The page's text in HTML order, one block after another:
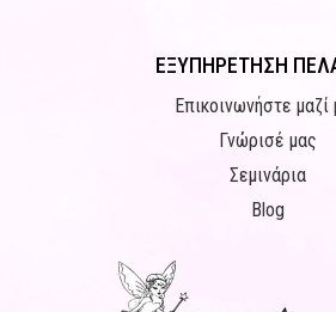
ΕΞΥΠΗΡΕΤΗΣΗ
Επικοινωνήστε μαζί
Γνώρισέ μας
Σεμινάρια
Blog